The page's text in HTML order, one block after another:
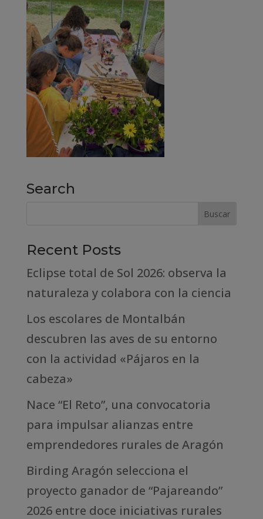
Search
Recent Posts
Eclipse total de Sol 2026: observa la
naturaleza y colabora con la ciencia
Los escolares de Montalbán
descubren las aves de su entorno
con la actividad «Pájaros en la
cabeza»
Nace “El Reto”, una convocatoria
para impulsar alianzas entre
emprendedores rurales de Aragón
Birding Aragón selecciona el
proyecto ganador de “Pajareando”
2026 entre doce iniciativas rurales